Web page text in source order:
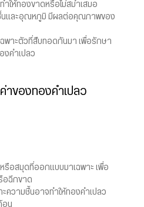
ำให้ทองขาดหรือไม่สม่ำเสมอ
นและอุณหภูมิ มีผลต่อคุณภาพของ
พาะตัวที่สืบทอดกันมา เพื่อรักษา
คำเปลว
าของทองคำเปลว
รือสมุดที่ออกแบบมาเฉพาะ เพื่อ
อฉีกขาด
ะความชื้นอาจทำให้ทองคำเปลว
อน